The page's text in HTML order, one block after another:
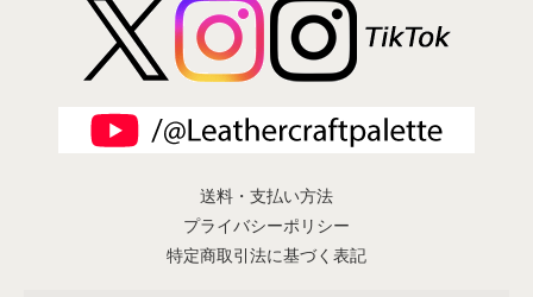
送料・支払い方法
プライバシーポリシー
特定商取引法に基づく表記